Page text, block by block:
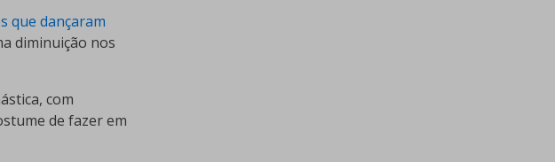
que dançaram
diminuição nos
com
de fazer em